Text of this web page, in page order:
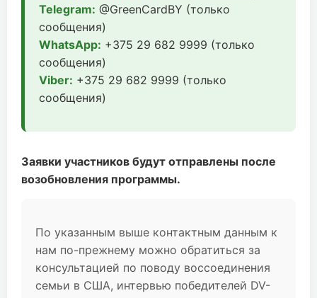
Telegram: @GreenCardBY (только
сообщения)
WhatsApp: +375 29 682 9999 (только
сообщения)
Viber: +375 29 682 9999 (только
сообщения)
Заявки участников будут отправлены после
возобновления программы.
По указанным выше контактным данным к
нам по-прежнему можно обратиться за
консультацией по поводу воссоединения
семьи в США, интервью победителей DV-